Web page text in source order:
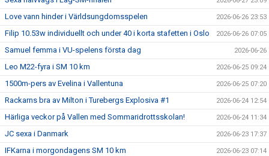
Love vann hinder i Världsungdomsspelen 2026-06-26 23:53
Filip 10.53w individuellt och under 40 i korta stafetten i Oslo 2026-06-26 07:05
Samuel femma i VU-spelens första dag 2026-06-26
Leo M22-fyra i SM 10 km 2026-06-25 09:24
1500m-pers av Evelina i Vallentuna 2026-06-25 07:20
Rackarns bra av Milton i Turebergs Explosiva #1 2026-06-24 12:54
Härliga veckor på Vallen med Sommaridrottsskolan! 2026-06-24 11:34
JC sexa i Danmark 2026-06-23 17:37
IFKarna i morgondagens SM 10 km 2026-06-23 07:14